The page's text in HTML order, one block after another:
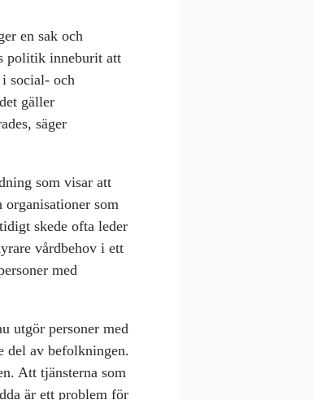
en sak och
politik inneburit att
i social- och
gäller
säger
som visar att
organisationer som
skede ofta leder
vårdbehov i ett
med
utgör personer med
del av befolkningen.
Att tjänsterna som
är ett problem för